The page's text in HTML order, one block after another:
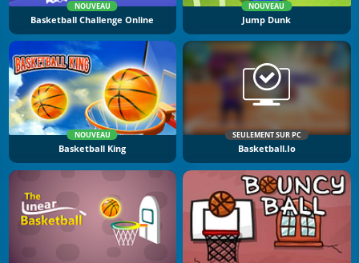
NOUVEAU
Basketball Challenge Online
NOUVEAU
Jump Dunk
NOUVEAU
Basketball King
SEULEMENT SUR PC
Basketball.io